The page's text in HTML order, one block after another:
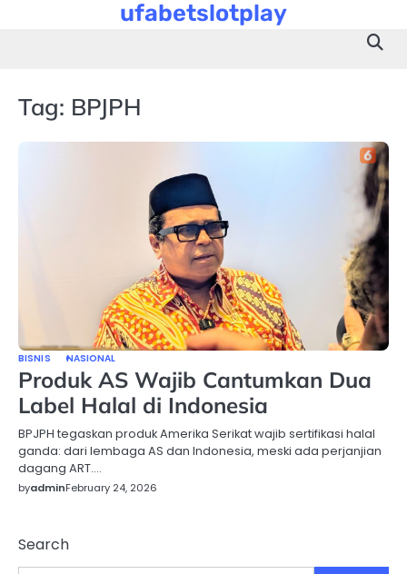
ufabetslotplay
Tag: BPJPH
BISNIS NASIONAL
Produk AS Wajib Cantumkan Dua
Label Halal di Indonesia
BPJPH tegaskan produk Amerika Serikat wajib sertifikasi halal
ganda: dari lembaga AS dan Indonesia, meski ada perjanjian
dagang ART….
byadminFebruary 24, 2026
Search